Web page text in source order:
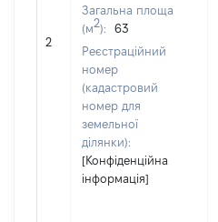
2
Загальна площа
(м2):
63
Реєстраційний
номер
(кадастровий
номер для
земельної
ділянки):
[Конфіденційна
інформація]